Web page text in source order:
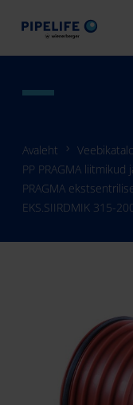
Avaleht
PP PRAGMA liitmikud
PRAGMA
EKS.SIIRDMIK 315-